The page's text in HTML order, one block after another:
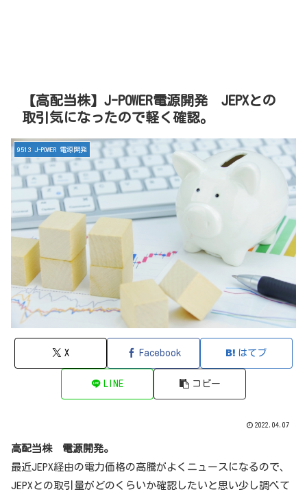
【高配当株】J-POWER電源開発 JEPXとの
取引気になったので軽く確認。
9513 J-POWER 電源開発
X Facebook はてブ
LINE コピー
2022.04.07
高配当株 電源開発。
最近JEPX経由の電力価格の高騰がよくニュースになるので、
JEPXとの取引量がどのくらいか確認したいと思い少し調べて